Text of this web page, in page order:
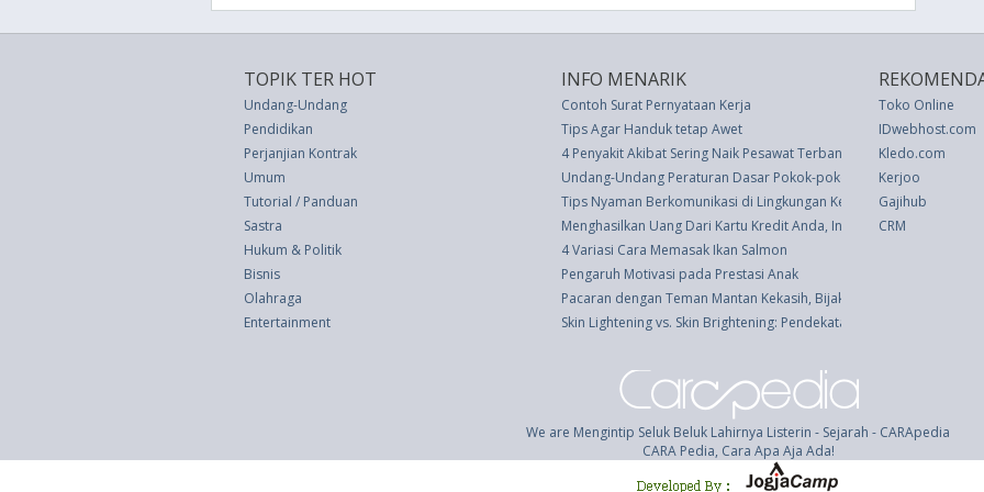
TOPIK TER HOT
Undang-Undang
Pendidikan
Perjanjian Kontrak
Umum
Tutorial / Panduan
Sastra
Hukum & Politik
Bisnis
Olahraga
Entertainment
INFO MENARIK
Contoh Surat Pernyataan Kerja
Tips Agar Handuk tetap Awet
4 Penyakit Akibat Sering Naik Pesawat Terbang
Undang-Undang Peraturan Dasar Pokok-pokok Agraria (UU 5 thn
Tips Nyaman Berkomunikasi di Lingkungan Kerja
Menghasilkan Uang Dari Kartu Kredit Anda, Ini Kiatnya
4 Variasi Cara Memasak Ikan Salmon
Pengaruh Motivasi pada Prestasi Anak
Pacaran dengan Teman Mantan Kekasih, Bijakkah?
Skin Lightening vs. Skin Brightening: Pendekatan Mana yang Tepat
Toko Online
IDwebhost.com
Kledo.com
Kerjoo
Gajihub
CRM
We are Mengintip Seluk Beluk Lahirnya Listerin - Sejarah - CARApedia
CARA Pedia, Cara Apa Aja Ada!